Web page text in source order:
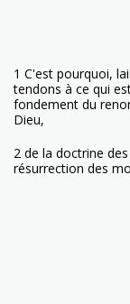
1 C'est pourquoi,
tendons à ce qui
fondement du
Dieu,
2 de la doctrine
résurrection des